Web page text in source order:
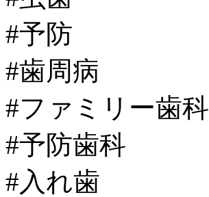
#予防
#歯周病
#ファミリー歯科
#予防歯科
#入れ歯